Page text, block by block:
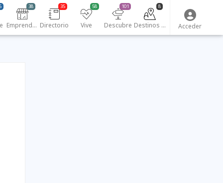
Emprendedores
38
Directorio
35
Vive
58
Descubre
101
Destinos turísticos
8
Acceder